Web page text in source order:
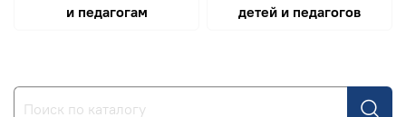
и педагогам
детей и педагогов